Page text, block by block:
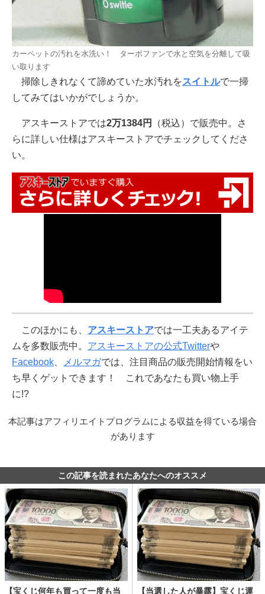
カーペットの汚れを水洗い！ ターボファンで水と空気を分離して吸
い取ります
掃除しきれなくて諦めていた水汚れをスイトルで一掃
してみてはいかがでしょうか。
アスキーストアでは2万1384円
（税込）で販売中。さ
らに詳しい仕様はアスキーストアでチェックしてくださ
い。
このほかにも、 アスキーストアでは一工夫あるアイテ
ムを多数販売中。 アスキーストアの公式Twitterや
Facebook
メルマガでは、注目商品の販売開始情報をい
ち早くゲットできます！ これであなたも買い物上手
に!?
本記事はアフィリエイトプログラムによる収益を得ている場合
があります
この記事を読まれたあなたへのオススメ
【宝くじ何年も買って一度も当 【当選した人が暴露】宝くじ運